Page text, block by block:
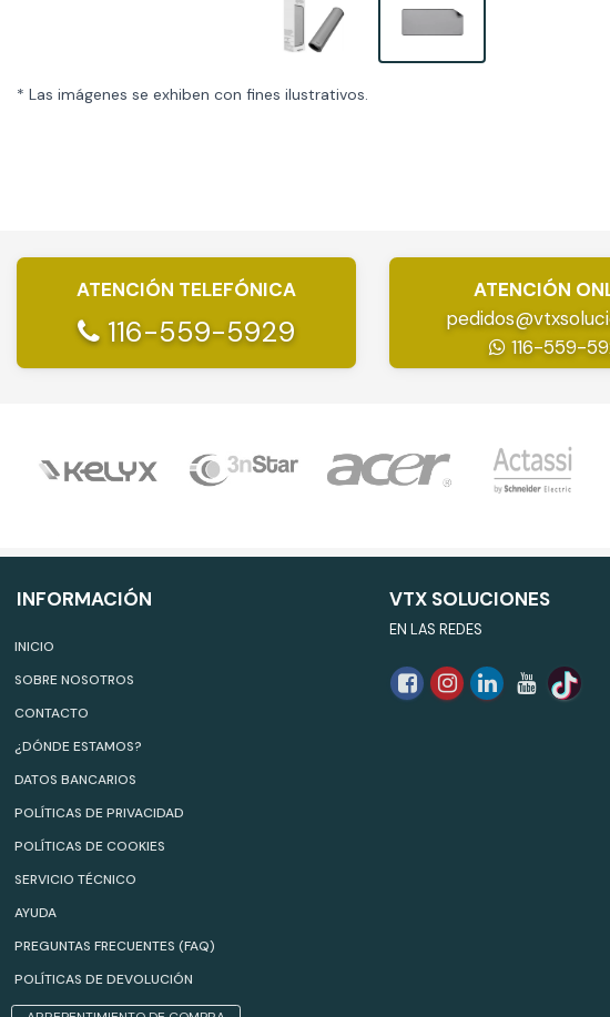
* Las imágenes se exhiben con fines ilustrativos.
ATENCIÓN TELEFÓNICA
116-559-5929
ATENCIÓN
116-559-
INFORMACIÓN
INICIO
SOBRE NOSOTROS
CONTACTO
¿DÓNDE ESTAMOS?
DATOS BANCARIOS
POLÍTICAS DE PRIVACIDAD
POLÍTICAS DE COOKIES
SERVICIO TÉCNICO
AYUDA
PREGUNTAS FRECUENTES (FAQ)
POLÍTICAS DE DEVOLUCIÓN
VTX SOLUCIONES
EN LAS REDES